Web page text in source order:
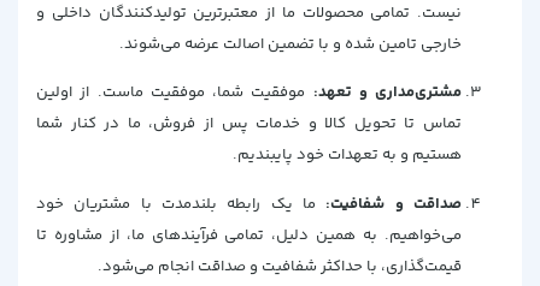
نیست. تمامی محصولات ما از معتبرترین تولیدکنندگان داخلی و
خارجی تامین شده و با تضمین اصالت عرضه می‌شوند.
مشتری‌مداری و تعهد: موفقیت شما، موفقیت ماست. از اولین
تماس تا تحویل کالا و خدمات پس از فروش، ما در کنار شما
هستیم و به تعهدات خود پایبندیم.
صداقت و شفافیت: ما یک رابطه بلندمدت با مشتریان خود
می‌خواهیم. به همین دلیل، تمامی فرآیندهای ما، از مشاوره تا
قیمت‌گذاری، با حداکثر شفافیت و صداقت انجام می‌شود.